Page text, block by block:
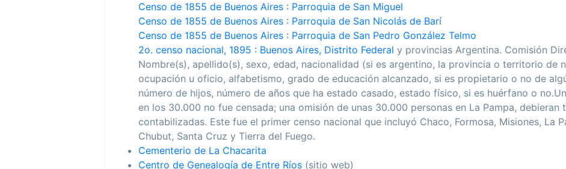
Censo de 1855 de Buenos Aires : Parroquia de San Miguel
Censo de 1855 de Buenos Aires : Parroquia de San Nicolás de Barí
Censo de 1855 de Buenos Aires : Parroquia de San Pedro González Telmo
2o. censo nacional, 1895 : Buenos Aires, Distrito Federal y provincias Argentina. Comisión
Nombre(s), apellido(s), sexo, edad, nacionalidad (si es argentino, la provincia o territorio de
ocupación u oficio, alfabetismo, grado de educación alcanzado, si es propietario o no de
número de hijos, número de años que ha estado casado, estado físico, si es huérfano o
en los 30.000 no fue censada; una omisión de unas 30.000 personas en La Pampa, debieran
contabilizadas. Este fue el primer censo nacional que incluyó Chaco, Formosa, Misiones, La
Chubut, Santa Cruz y Tierra del Fuego.
Cementerio de La Chacarita
Centro de Genealogía de Entre Ríos(sitio web)